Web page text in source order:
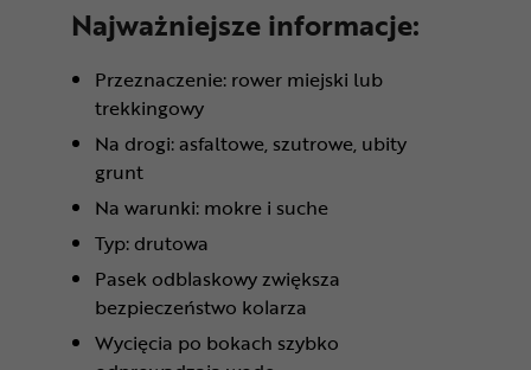
Najważniejsze informacje:
Przeznaczenie: rower miejski lub
trekkingowy
Na drogi: asfaltowe, szutrowe, ubity
grunt
Na warunki: mokre i suche
Typ: drutowa
Pasek odblaskowy zwiększa
bezpieczeństwo kolarza
Wycięcia po bokach szybko